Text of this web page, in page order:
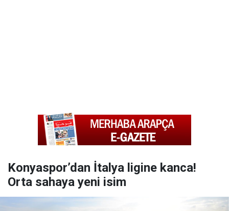
Konyaspor’dan İtalya ligine kanca!
Orta sahaya yeni isim